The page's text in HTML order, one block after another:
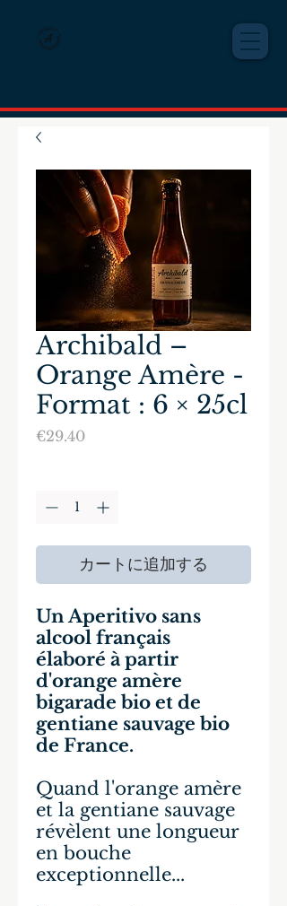
Archibald –
Orange Amère -
Format : 6 × 25cl
€29.40価
カートに追加する
Un Aperitivo sans
alcool français
élaboré à partir
d'orange amère
bigarade bio et de
gentiane sauvage bio
de France.
Quand l'orange amère
et la gentiane sauvage
révèlent une longueur
en bouche
exceptionnelle...